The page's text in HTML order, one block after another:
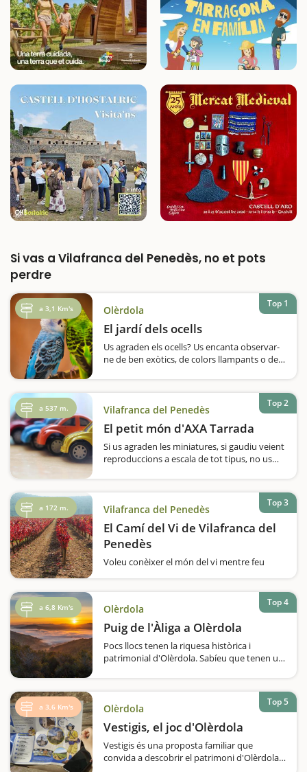
Si vas a Vilafranca del Penedès, no et pots
perdre
a 3,1 Km's Olèrdola
El jardí dels ocells
Us agraden els ocells? Us encanta observar-
ne de ben exòtics, de colors llampants o de
tenen més de 150 ocells d'arreu del món,
d'Àfrica, d'Àsia,…
Top 1
a 537 m. Vilafranca del Penedès
El petit món d'AXA Tarrada
Si us agraden les miniatures, si gaudiu veient
reproduccions a escala de tot tipus, no us
AXA a Vilafranca del Penedès. El…
Top 2
a 172 m. Vilafranca del Penedès
El Camí del Vi de Vilafranca del
Penedès
Voleu conèixer el món del vi mentre feu
ruta per a totes les edats, en bicicleta o a
peu, de 3,5 quilòmetres des de l'oficina…
Top 3
a 6,8 Km's Olèrdola
Puig de l'Àliga a Olèrdola
Pocs llocs tenen la riquesa històrica i
patrimonial d'Olèrdola. Sabíeu que tenen un
Arqueològic, una de les seus del Museu
d'Arqueologia de Catalunya. I és que…
Top 4
a 3,6 Km's Olèrdola
Vestigis, el joc d'Olèrdola
Vestigis és una proposta familiar que
convida a descobrir el patrimoni d'Olèrdola
Top 5